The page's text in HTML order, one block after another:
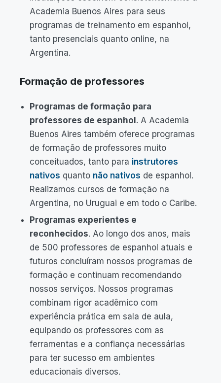
Academia Buenos Aires para seus
programas de treinamento em espanhol,
tanto presenciais quanto online, na
Argentina.
Formação de professores
Programas de formação para
professores de espanhol . A Academia
Buenos Aires também oferece programas
de formação de professores muito
conceituados, tanto para instrutores
nativos quanto não nativos de espanhol.
Realizamos cursos de formação na
Argentina, no Uruguai e em todo o Caribe.
Programas experientes e
reconhecidos. Ao longo dos anos, mais
de 500 professores de espanhol atuais e
futuros concluíram nossos programas de
formação e continuam recomendando
nossos serviços. Nossos programas
combinam rigor acadêmico com
experiência prática em sala de aula,
equipando os professores com as
ferramentas e a confiança necessárias
para ter sucesso em ambientes
educacionais diversos.